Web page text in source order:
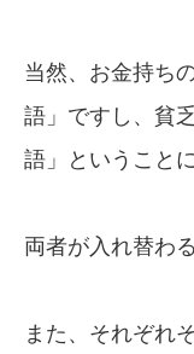
当然、お金持ち
語」ですし、貧
語」ということ
両者が入れ替わ
また、それぞれ